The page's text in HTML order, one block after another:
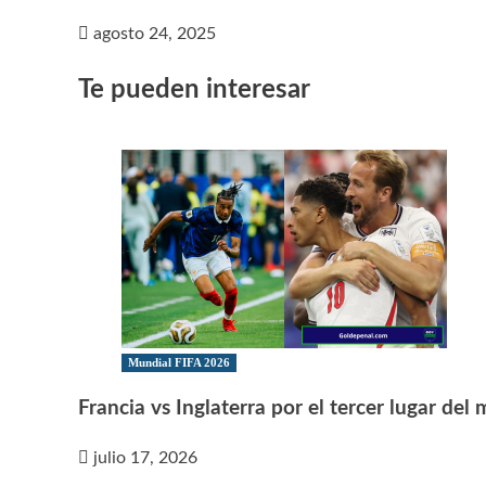
agosto 24, 2025
Te pueden interesar
Mundial FIFA 2026
Francia vs Inglaterra por el tercer lugar del
julio 17, 2026